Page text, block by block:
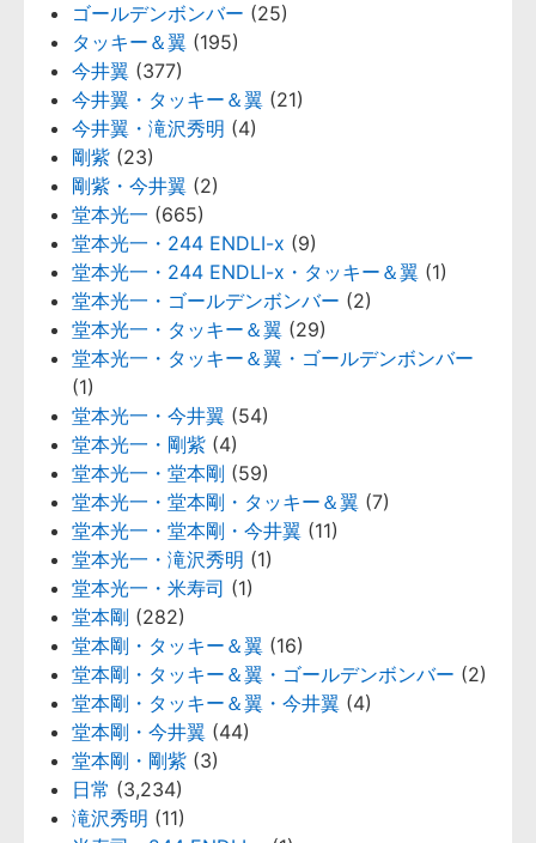
ゴールデンボンバー (25)
タッキー＆翼 (195)
今井翼 (377)
今井翼・タッキー＆翼 (21)
今井翼・滝沢秀明 (4)
剛紫 (23)
剛紫・今井翼 (2)
堂本光一 (665)
堂本光一・244 ENDLI-x (9)
堂本光一・244 ENDLI-x・タッキー＆翼 (1)
堂本光一・ゴールデンボンバー (2)
堂本光一・タッキー＆翼 (29)
堂本光一・タッキー＆翼・ゴールデンボンバー
(1)
堂本光一・今井翼 (54)
堂本光一・剛紫 (4)
堂本光一・堂本剛 (59)
堂本光一・堂本剛・タッキー＆翼 (7)
堂本光一・堂本剛・今井翼 (11)
堂本光一・滝沢秀明 (1)
堂本光一・米寿司 (1)
堂本剛 (282)
堂本剛・タッキー＆翼 (16)
堂本剛・タッキー＆翼・ゴールデンボンバー (2)
堂本剛・タッキー＆翼・今井翼 (4)
堂本剛・今井翼 (44)
堂本剛・剛紫 (3)
日常 (3,234)
滝沢秀明 (11)